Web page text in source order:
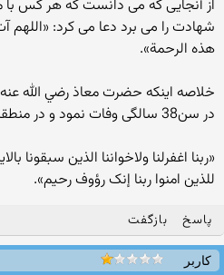
از آنجایی که می دانست که هر کس با
شهادت را می برد دعا می کرد: «اللهم
هذه الرحمة».
خلاصه اینکه حضرت معاذ رضي الله
در سن38 سالگی وفات نمود و در منطقه غور از توابع اردن دفن شد.
«ربنا اغفرلنا ولاخواننا الذين سبقونا
للذين امنوا ربنا إنک رؤوف رحیم».
پاسخ بازگفت
کاربر